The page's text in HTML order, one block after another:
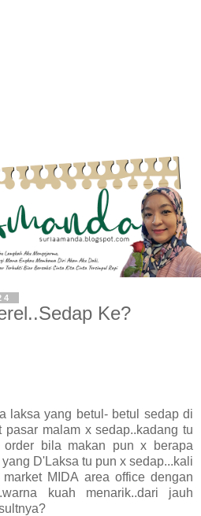
Ke?
laksa yang betul- betul sedap di
malam x sedap..kadang tu
bila makan pun x berapa
D'Laksa tu pun x sedap...kali
MIDA area office dengan
kuah menarik..dari jauh